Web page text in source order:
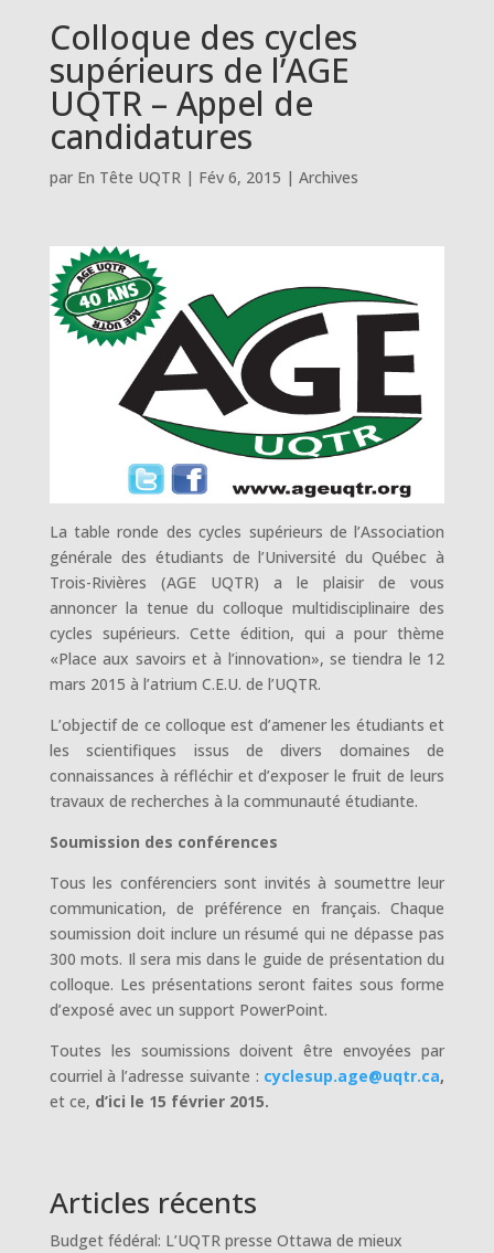
Colloque des cycles
supérieurs de l’AGE
UQTR – Appel de
candidatures
par En Tête UQTR| Fév 6, 2015 | Archives
La table ronde des cycles supérieurs de l’Association
générale des étudiants de l’Université du Québec à
Trois-Rivières (AGE UQTR) a le plaisir de vous
annoncer la tenue du colloque multidisciplinaire des
cycles supérieurs. Cette édition, qui a pour thème
«Place aux savoirs et à l’innovation», se tiendra le 12
mars 2015 à l’atrium C.E.U. de l’UQTR.
L’objectif de ce colloque est d’amener les étudiants et
les scientifiques issus de divers domaines de
connaissances à réfléchir et d’exposer le fruit de leurs
travaux de recherches à la communauté étudiante.
Soumission des conférences
Tous les conférenciers sont invités à soumettre leur
communication, de préférence en français. Chaque
soumission doit inclure un résumé qui ne dépasse pas
300 mots. Il sera mis dans le guide de présentation du
colloque. Les présentations seront faites sous forme
d’exposé avec un support PowerPoint.
Toutes les soumissions doivent être envoyées par
courriel à l’adresse suivante : cyclesup.age@uqtr.ca,
et ce, d’ici le 15 février 2015.
Articles récents
Budget fédéral: L’UQTR presse Ottawa de mieux